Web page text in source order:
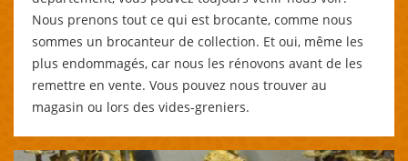
Nous prenons tout ce qui est brocante, comme nous
sommes un brocanteur de collection. Et oui, même les
plus endommagés, car nous les rénovons avant de les
remettre en vente. Vous pouvez nous trouver au
magasin ou lors des vides-greniers.